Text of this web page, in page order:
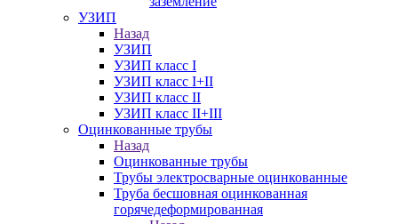
УЗИП
Назад
УЗИП
УЗИП класс I
УЗИП класс I+II
УЗИП класс II
УЗИП класс II+III
Оцинкованные трубы
Назад
Оцинкованные трубы
Трубы электросварные оцинкованные
Труба бесшовная оцинкованная
горячедеформированная